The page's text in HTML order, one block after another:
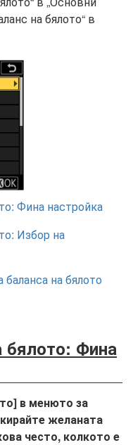
на бялото“ в
Фина настройка
Избор на
на бялото
бялото: Фина
в менюто за
желаната
често, колкото е